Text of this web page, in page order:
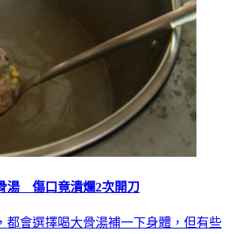
湯 傷口竟潰爛2次開刀
都會選擇喝大骨湯補一下身體，但有些